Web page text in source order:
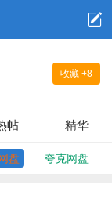
收藏 +8
帖 精华
盘 夸克网盘